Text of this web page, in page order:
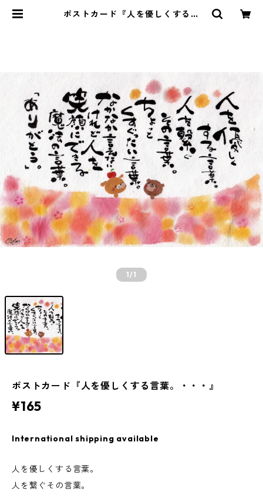
ポストカード『人を優しくする言
1/1
ポストカード『人を優しくする言葉。・・・』
¥165
International shipping available
人を優しくする言葉。
人を繋ぐその言葉。